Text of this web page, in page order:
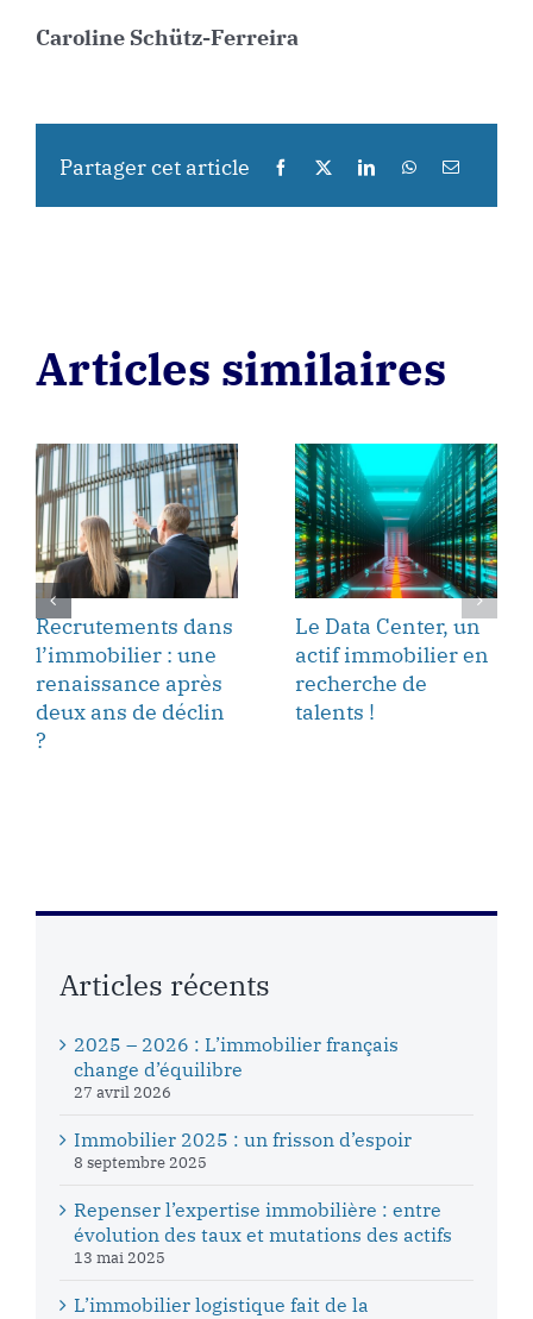
Caroline Schütz-Ferreira
Partager cet article
Articles similaires
Recrutements dans
l’immobilier : une
renaissance après
deux ans de déclin
?
Le Data Center, un
actif immobilier en
recherche de
talents !
Articles récents
2025 – 2026 : L’immobilier français
change d’équilibre
27 avril 2026
Immobilier 2025 : un frisson d’espoir
8 septembre 2025
Repenser l’expertise immobilière : entre
évolution des taux et mutations des actifs
13 mai 2025
L’immobilier logistique fait de la